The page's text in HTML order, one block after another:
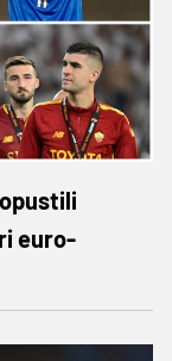
euro-